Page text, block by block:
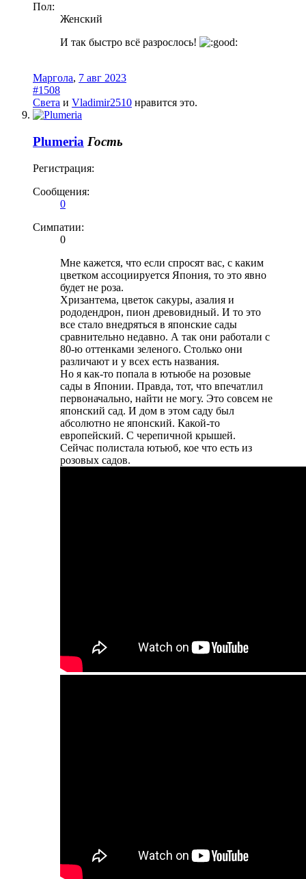
Пол:
Женский
И так быстро всё разрослось!
Маргола, 7 авг 2023
#1508
Света и Vladimir2510 нравится это.
Plumeria Гость
Регистрация:
Сообщения:
0
Симпатии:
0
Мне кажется, что если спросят вас, с каким
цветком ассоциируется Япония, то это явно
будет не роза.
Хризантема, цветок сакуры, азалия и
рододендрон, пион древовидный. И то это
все стало внедряться в японские сады
сравнительно недавно. А так они работали с
80-ю оттенками зеленого. Столько они
различают и у всех есть названия.
Но я как-то попала в ютьюбе на розовые
сады в Японии. Правда, тот, что впечатлил
первоначально, найти не могу. Это совсем не
японский сад. И дом в этом саду был
абсолютно не японский. Какой-то
европейский. С черепичной крышей.
Сейчас полистала ютьюб, кое что есть из
розовых садов.